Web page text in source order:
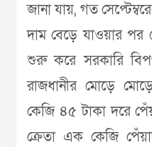
জানা যায়, গত
দাম বেড়ে যাওয়ার পর
শুরু করে সরকারি
রাজধানীর মোড়ে
কেজি ৪৫ টাকা দরে
ক্রেতা এক কেজি